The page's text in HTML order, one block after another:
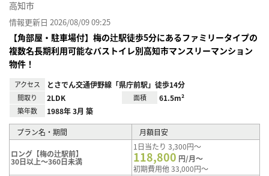
高知市
情報更新日 2026/08/09 09:25
【角部屋・駐車場付】梅の辻駅徒歩5分にあるファミリータイプの
複数名長期利用可能なバストイレ別高知市マンスリーマンション
物件！
アクセス とさでん交通伊野線「県庁前駅」徒歩14分
間取り 2LDK 面積 61.5m²
築年数 1988年 3月 築
プラン名・期間 月額目安
ロング【梅の辻駅前】
30日以上～360日未満
1日当たり 3,300円～
118,800 円/月～
初期費用他 33,000円～